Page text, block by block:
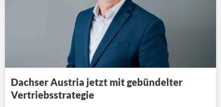
Dachser Austria jetzt mit gebündelter
Vertriebsstrategie